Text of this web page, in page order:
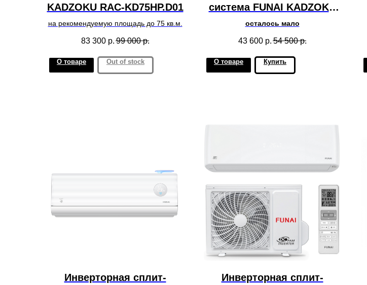
KADZOKU RAC-KD75HP.D01
на рекомендуемую площадь до 75 кв.м.
83 300 р. 99 000 р.
О товаре Out of stock
система FUNAI KADZOKU
RAC-I-KD25HP.D03 WiFi
осталось мало
43 600 р. 54 500 р.
О товаре Купить
Инверторная сплит-
Инверторная сплит-